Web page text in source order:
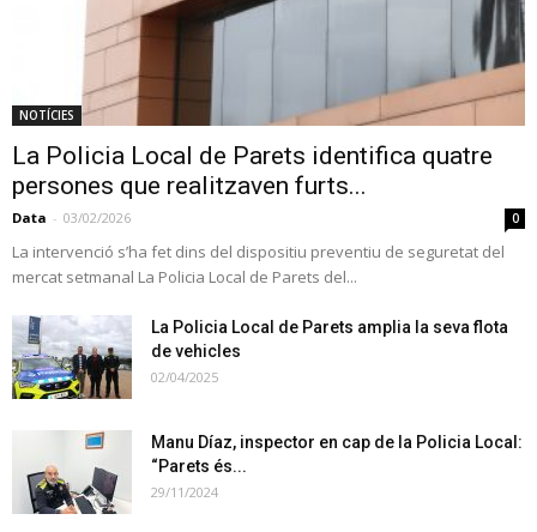
NOTÍCIES
La Policia Local de Parets identifica quatre
persones que realitzaven furts...
Data - 03/02/2026 0
La intervenció s’ha fet dins del dispositiu preventiu de seguretat del
mercat setmanal La Policia Local de Parets del...
La Policia Local de Parets amplia la seva flota
de vehicles
02/04/2025
Manu Díaz, inspector en cap de la Policia Local:
“Parets és...
29/11/2024